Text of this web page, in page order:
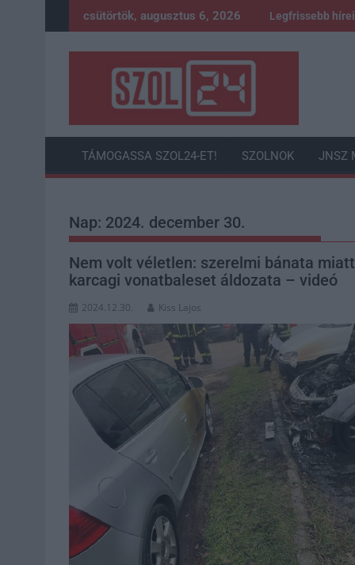
to
csütörtök, augusztus 6, 2026 Legfrissebb
TÁMOGASSA SZOL24-ET! SZOLNOK JNSZ
Nap: 2024. december 30.
Nem volt véletlen: szerelmi bánata
karcagi vonatbaleset áldozata – videó
2024.12.30. Kiss Lajos